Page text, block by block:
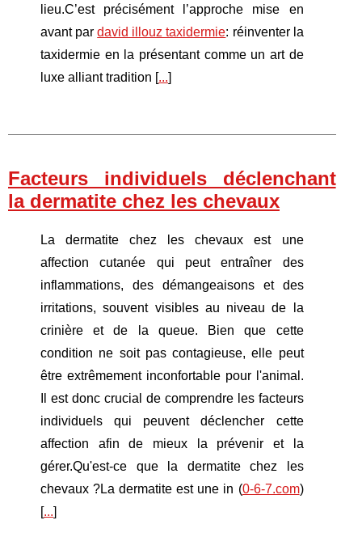
lieu.C’est précisément l’approche mise en
avant pardavid illouz taxidermie: réinventer la
taxidermie en la présentant comme un art de
luxe alliant tradition [...]
Facteurs individuels déclenchant
la dermatite chez les chevaux
La dermatite chez les chevaux est une
affection cutanée qui peut entraîner des
inflammations, des démangeaisons et des
irritations, souvent visibles au niveau de la
crinière et de la queue. Bien que cette
condition ne soit pas contagieuse, elle peut
être extrêmement inconfortable pour l'animal.
Il est donc crucial de comprendre les facteurs
individuels qui peuvent déclencher cette
affection afin de mieux la prévenir et la
gérer.Qu'est-ce que la dermatite chez les
chevaux ?La dermatite est une in (0-6-7.com)
[...]